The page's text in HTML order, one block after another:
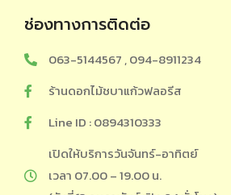
ช่องทางการติดต่อ
063-5144567 , 094-8911234
ร้านดอกไม้ชบาแก้วฟลอรีส
Line ID : 0894310333
เปิดให้บริการวันจันทร์-อาทิตย์
เวลา 07.00 – 19.00 น.